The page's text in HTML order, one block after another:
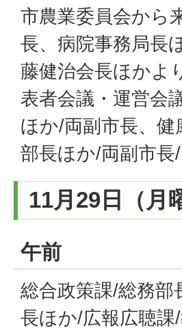
市農業委員会から
長、病院事務局長
藤健治会長ほかよ
表者会議・運営会
ほか/両副市長、
部長ほか/両副市
11月29日（月
午前
総合政策課/総務
長ほか/広報広聴